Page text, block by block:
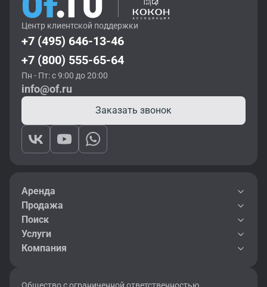
Центр клиентской поддержки
+7 (495) 646-13-46
+7 (800) 555-65-64
Пн - Пт: с 9:00 до 20:00
info@of.ru
Заказать звонок
Аренда
Продажа
Поиск
Услуги
Компания